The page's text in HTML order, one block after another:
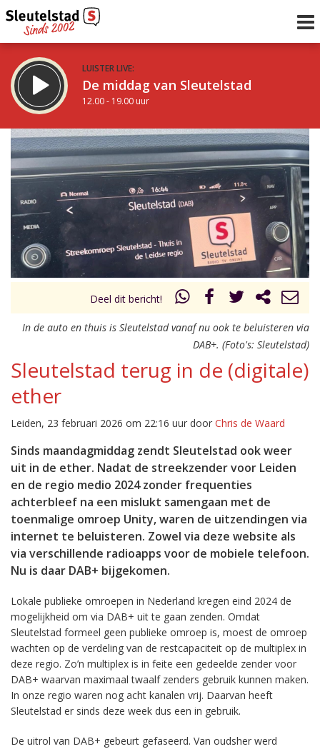
LUISTER LIVE:
De middag van Sleutelstad
12.00 - 19.00 uur
STRAKS:
De avond van Sleutelstad
19.00 - 22.00 uur
Vorig uur
uur 1 van 0 Volgend uur
Deel dit bericht!
In de auto en thuis is Sleutelstad vanaf nu ook te beluisteren via
DAB+. (Foto's: Sleutelstad)
Sleutelstad terug in de (digitale)
ether
Leiden, 23 februari 2026 om 22:16 uur door Chris de Waard
Sinds maandagmiddag zendt Sleutelstad ook weer
uit in de ether. Nadat de streekzender voor Leiden
en de regio medio 2024 zonder frequenties
achterbleef na een mislukt samengaan met de
toenmalige omroep Unity, waren de uitzendingen via
internet te beluisteren. Zowel via deze website als
via verschillende radioapps voor de mobiele telefoon.
Nu is daar DAB+ bijgekomen.
Lokale publieke omroepen in Nederland kregen eind 2024 de
mogelijkheid om via DAB+ uit te gaan zenden. Omdat
Sleutelstad formeel geen publieke omroep is, moest de omroep
wachten op de verdeling van de restcapaciteit op de multiplex in
deze regio. Zo’n multiplex is in feite een gedeelde zender voor
DAB+ waarvan maximaal twaalf zenders gebruik kunnen maken.
In onze regio waren nog acht kanalen vrij. Daarvan heeft
Sleutelstad er sinds deze week dus een in gebruik.
De uitrol van DAB+ gebeurt gefaseerd. Van oudsher werd